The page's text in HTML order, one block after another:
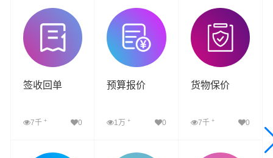
签收回单
7千 + 0
查看详细
预算报价
1万+ 0
查看详细
货物保价
7千 + 0
查看详细